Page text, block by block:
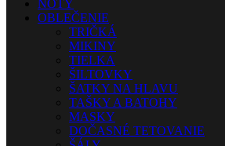
NOTY
OBLEČENIE
TRIČKÁ
MIKINY
TIELKA
ŠILTOVKY
ŠATKY NA HLAVU
TAŠKY A BATOHY
MASKY
DOČASNÉ TETOVANIE